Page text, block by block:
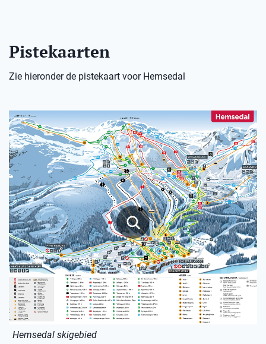
Pistekaarten
Zie hieronder de pistekaart voor Hemsedal
Hemsedal skigebied